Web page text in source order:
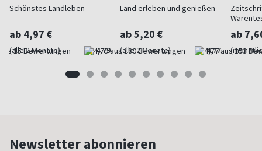
Schönstes Landleben
ab 4,97 €
(alle 2 Monate) 4,79
Land erleben und genießen
ab 5,20 €
(alle 2 Monate) 4,77
ab
Newsletter abonnieren